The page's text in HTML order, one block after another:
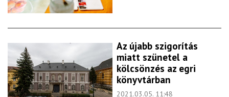
Az újabb szigorítás
miatt szünetel a
kölcsönzés az egri
könyvtárban
2021.03.05. 11:48